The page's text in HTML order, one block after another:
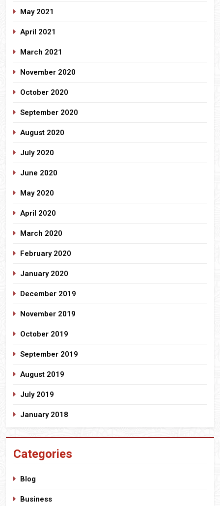
May 2021
April 2021
March 2021
November 2020
October 2020
September 2020
August 2020
July 2020
June 2020
May 2020
April 2020
March 2020
February 2020
January 2020
December 2019
November 2019
October 2019
September 2019
August 2019
July 2019
January 2018
Categories
Blog
Business